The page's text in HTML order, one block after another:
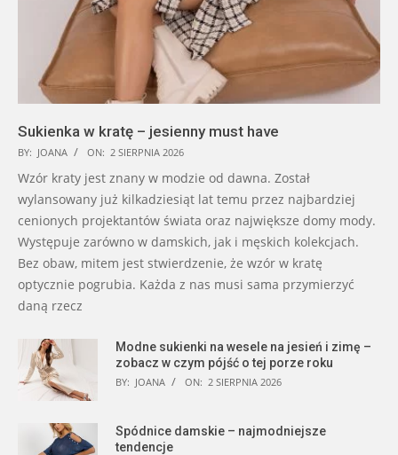
Sukienka w kratę – jesienny must have
BY: JOANA ON: 2 SIERPNIA 2026
Wzór kraty jest znany w modzie od dawna. Został
wylansowany już kilkadziesiąt lat temu przez najbardziej
cenionych projektantów świata oraz największe domy mody.
Występuje zarówno w damskich, jak i męskich kolekcjach.
Bez obaw, mitem jest stwierdzenie, że wzór w kratę
optycznie pogrubia. Każda z nas musi sama przymierzyć
daną rzecz
Modne sukienki na wesele na jesień i zimę –
zobacz w czym pójść o tej porze roku
BY: JOANA ON: 2 SIERPNIA 2026
Spódnice damskie – najmodniejsze
tendencje